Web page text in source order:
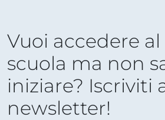
Vuoi accedere
scuola ma non
iniziare? Iscriviti
newsletter!